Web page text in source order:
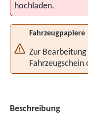
hochladen.
Fahrzeugpapiere
Zur
Beschreibung